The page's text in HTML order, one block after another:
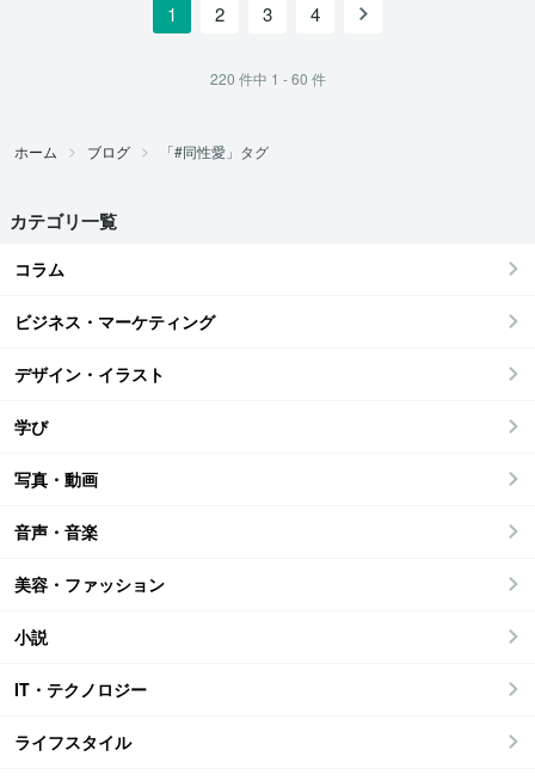
1 2 3 4
220 件中 1 - 60 件
ホーム ブログ 「#同性愛」タグ
カテゴリ一覧
コラム
ビジネス・マーケティング
デザイン・イラスト
学び
写真・動画
音声・音楽
美容・ファッション
小説
IT・テクノロジー
ライフスタイル